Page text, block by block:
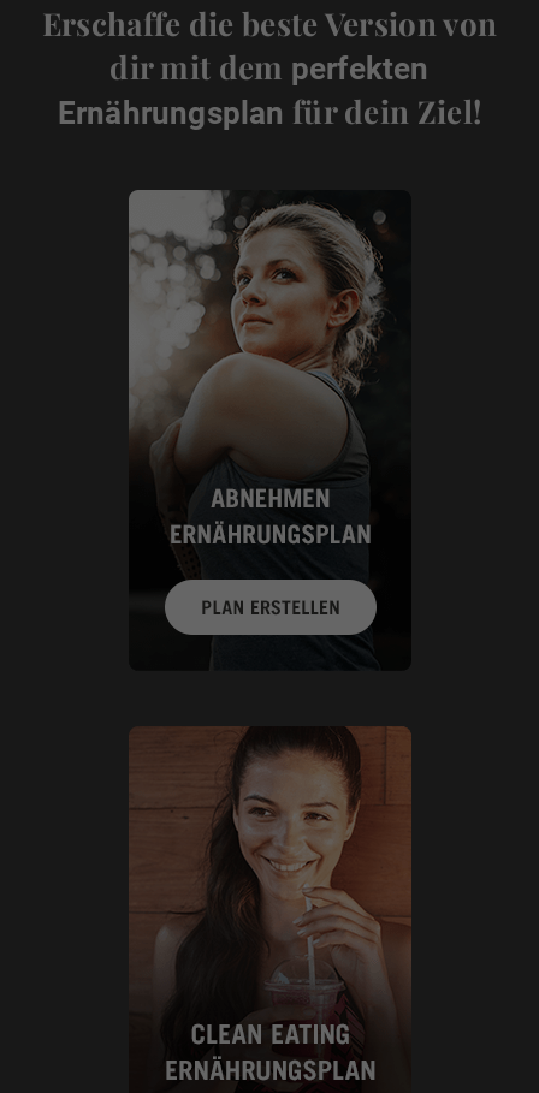
Erschaffe die beste Version von
dir mit dem perfekten
Ernährungsplan für dein Ziel!